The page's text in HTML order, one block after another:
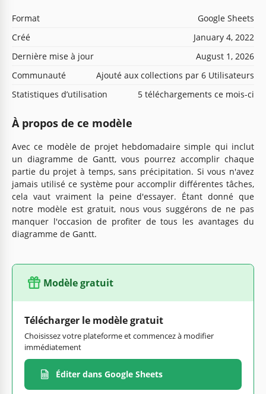
Format
Google Sheets
Créé
January 4, 2022
Dernière mise à jour
August 1, 2026
Communauté
Ajouté aux collections par 6 Utilisateurs
Statistiques d’utilisation
5 téléchargements ce mois-ci
À propos de ce modèle
Avec ce modèle de projet hebdomadaire simple qui inclut
un diagramme de Gantt, vous pourrez accomplir chaque
partie du projet à temps, sans précipitation. Si vous n'avez
jamais utilisé ce système pour accomplir différentes tâches,
cela vaut vraiment la peine d'essayer. Étant donné que
notre modèle est gratuit, nous vous suggérons de ne pas
manquer l'occasion de profiter de tous les avantages du
diagramme de Gantt.
Modèle gratuit
Télécharger le modèle gratuit
Choisissez votre plateforme et commencez à modifier
immédiatement
Éditer dans Google Sheets